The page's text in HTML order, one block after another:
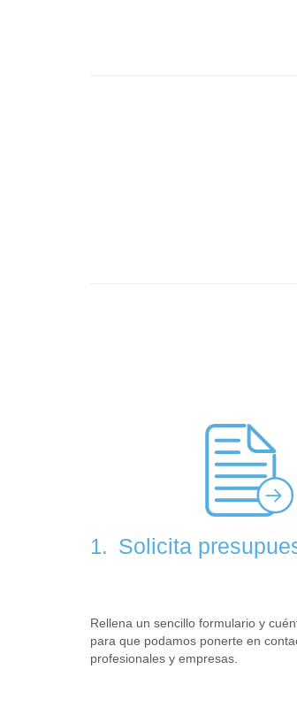
1. Solicita
Rellena un sencillo formulario y
para que podamos ponerte en
profesionales y empresas.